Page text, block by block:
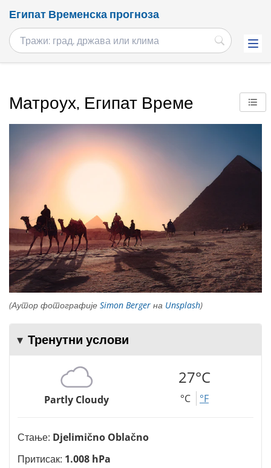
Египат Временска прогноза
Матроух, Египат Време
(Аутор фотографије Simon Berger на Unsplash)
Тренутни услови
Partly Cloudy
27°C
°C °F
Стање: Djelimično Oblačno
Притисак: 1.008 hPa